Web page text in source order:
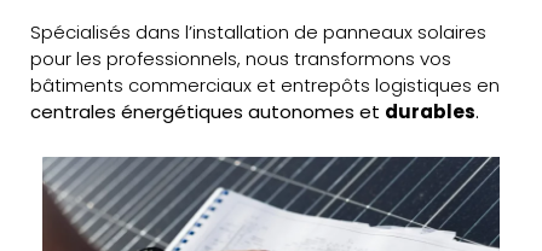
Spécialisés dans l’installation de panneaux solaires
pour les professionnels, nous transformons vos
bâtiments commerciaux et entrepôts logistiques en
centrales énergétiques autonomes et durables.